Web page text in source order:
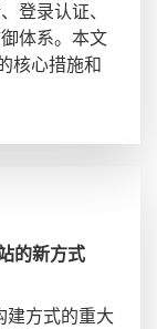
登录认证、
体系。本文
核心措施和
的新方式
建方式的重大